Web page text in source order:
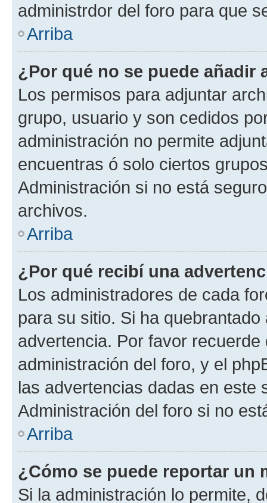
administrdor del foro para que
Arriba
¿Por qué no se puede añadir
Los permisos para adjuntar
grupo, usuario y son cedidos
administración no permite
encuentras ó solo ciertos
Administración si no está
archivos.
Arriba
¿Por qué recibí una
Los administradores de cada
para su sitio. Si ha
advertencia. Por favor
administración del foro, y el
las advertencias dadas en este
Administración del foro si no
Arriba
¿Cómo se puede reportar un
Si la administración lo permite,